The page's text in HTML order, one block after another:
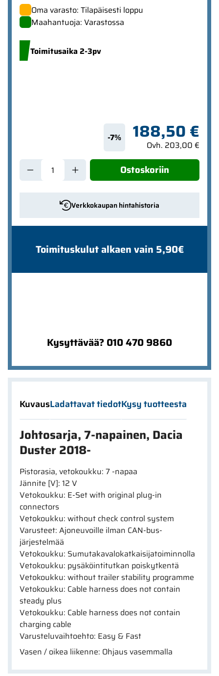
Oma varasto: Tilapäisesti loppu
Maahantuoja: Varastossa
Toimitusaika 2-3pv
-7% 188,50 €
Ovh. 203,00 €
Ostoskoriin
Verkkokaupan hintahistoria
Toimituskulut alkaen vain 5,90€
Kysyttävää? 010 470 9860
KuvausLadattavat tiedotKysy tuotteesta
Johtosarja, 7-napainen, Dacia
Duster 2018-
Pistorasia, vetokoukku: 7 -napaa
Jännite [V]: 12 V
Vetokoukku: E-Set with original plug-in
connectors
Vetokoukku: without check control system
Varusteet: Ajoneuvoille ilman CAN-bus-
järjestelmää
Vetokoukku: Sumutakavalokatkaisijatoiminnolla
Vetokoukku: pysäköintitutkan poiskytkentä
Vetokoukku: without trailer stability programme
Vetokoukku: Cable harness does not contain
steady plus
Vetokoukku: Cable harness does not contain
charging cable
Varusteluvaihtoehto: Easy & Fast
Vasen / oikea liikenne: Ohjaus vasemmalla